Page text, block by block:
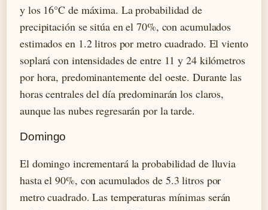
y los 16°C de máxima. La probabilidad de
precipitación se sitúa en el 70%, con acumulados
estimados en 1.2 litros por metro cuadrado. El viento
soplará con intensidades de entre 11 y 24 kilómetros
por hora, predominantemente del oeste. Durante las
horas centrales del día predominarán los claros,
aunque las nubes regresarán por la tarde.
Domingo
El domingo incrementará la probabilidad de lluvia
hasta el 90%, con acumulados de 5.3 litros por
metro cuadrado. Las temperaturas mínimas serán